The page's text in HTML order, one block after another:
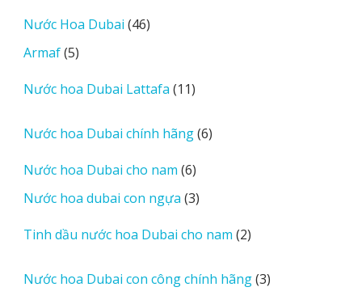
phẩm
Nước Hoa Dubai 4646
Armaf 55
phẩm
Nước hoa Dubai Lattafa 1111
phẩm
Nước hoa Dubai chính hãng 66
Nước hoa Dubai cho nam 66
sản
phẩm
Nước hoa dubai con ngựa 33
phẩm
Tinh dầu nước hoa Dubai cho nam 22
phẩm
Nước hoa Dubai con công chính hãng 33